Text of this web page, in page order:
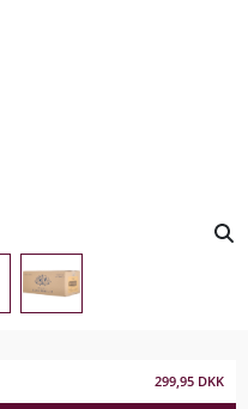
299,95 DKK